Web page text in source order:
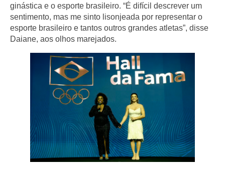
ginástica e o esporte brasileiro. “É difícil descrever um
sentimento, mas me sinto lisonjeada por representar o
esporte brasileiro e tantos outros grandes atletas”, disse
Daiane, aos olhos marejados.